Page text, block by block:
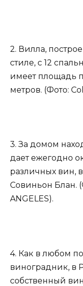
2. Вилла,
стиле, с 12
имеет площадь
метров. (Фото:
3. За домом
дает ежегодно
различных вин,
Совиньон Блан.
ANGELES).
4. Как в любом
виноградник, в
собственный